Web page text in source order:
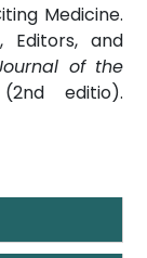
Medicine.
Editors, and
of the
editio).